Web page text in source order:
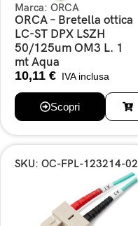
Marca: ORCA
ORCA – Bretella ottica
LC-ST DPX LSZH
50/125um OM3 L. 1
mt Aqua
10,11 € IVA inclusa
Scopri
SKU: OC-FPL-123214-02